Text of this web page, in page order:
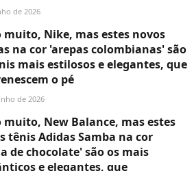
de 2026
muito, Nike, mas estes novos
na cor 'arepas colombianas' são
mais estilosos e elegantes, que
o pé
de 2026
muito, New Balance, mas estes
tênis Adidas Samba na cor
de chocolate' são os mais
e elegantes, que